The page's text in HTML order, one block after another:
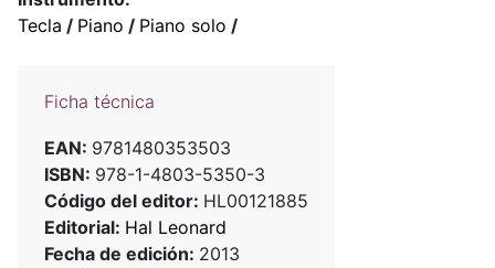
Tecla / Piano / Piano solo /
Ficha técnica
EAN: 9781480353503
ISBN: 978-1-4803-5350-3
Código del editor: HL00121885
Editorial: Hal Leonard
Fecha de edición: 2013